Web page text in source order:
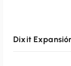
Dixit